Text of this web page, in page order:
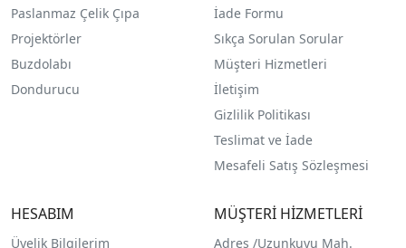
Paslanmaz Çelik Çıpa
Projektörler
Buzdolabı
Dondurucu
İade Formu
Sıkça Sorulan Sorular
Müşteri Hizmetleri
İletişim
Gizlilik Politikası
Teslimat ve İade
Mesafeli Satış Sözleşmesi
HESABIM
Üyelik Bilgilerim
MÜŞTERİ HİZMETLERİ
Adres /Uzunkuyu Mah.